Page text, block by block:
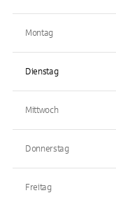
Montag
Dienstag
Mittwoch
Donnerstag
Freitag